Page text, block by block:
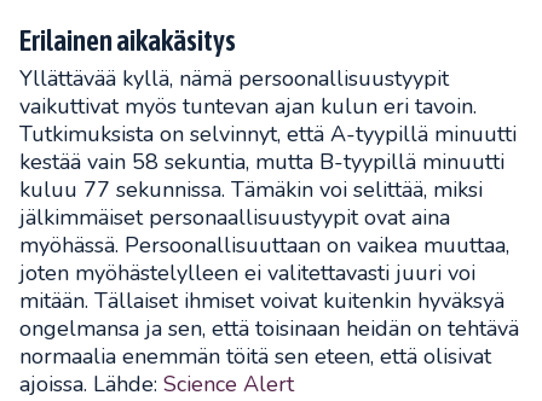
Erilainen aikakäsitys
Yllättävää kyllä, nämä persoonallisuustyypit
vaikuttivat myös tuntevan ajan kulun eri tavoin.
Tutkimuksista on selvinnyt, että A-tyypillä minuutti
kestää vain 58 sekuntia, mutta B-tyypillä minuutti
kuluu 77 sekunnissa. Tämäkin voi selittää, miksi
jälkimmäiset personaallisuustyypit ovat aina
myöhässä. Persoonallisuuttaan on vaikea muuttaa,
joten myöhästelylleen ei valitettavasti juuri voi
mitään. Tällaiset ihmiset voivat kuitenkin hyväksyä
ongelmansa ja sen, että toisinaan heidän on tehtävä
normaalia enemmän töitä sen eteen, että olisivat
ajoissa. Lähde: Science Alert